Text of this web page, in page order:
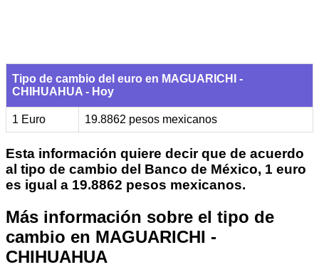
Tipo de cambio del euro en MAGUARICHI -
CHIHUAHUA - Hoy
1 Euro 19.8862 pesos mexicanos
Esta información quiere decir que de acuerdo
al tipo de cambio del Banco de México, 1 euro
es igual a 19.8862 pesos mexicanos.
Más información sobre el tipo de
cambio en MAGUARICHI -
CHIHUAHUA